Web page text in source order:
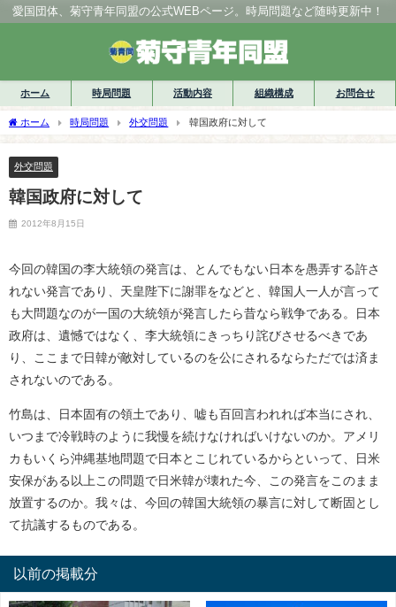
愛国団体、菊守青年同盟の公式WEBページ。時局問題など随時更新中！
ホーム 時局問題 活動内容 組織構成 お問合せ
ホーム 時局問題 外交問題 韓国政府に対して
外交問題
韓国政府に対して
2012年8月15日
今回の韓国の李大統領の発言は、とんでもない日本を愚弄する許さ
れない発言であり、天皇陛下に謝罪をなどと、韓国人一人が言って
も大問題なのが一国の大統領が発言したら昔なら戦争である。日本
政府は、遺憾ではなく、李大統領にきっちり詫びさせるべきであ
り、ここまで日韓が敵対しているのを公にされるならただでは済ま
されないのである。
竹島は、日本固有の領土であり、嘘も百回言われれば本当にされ、
いつまで冷戦時のように我慢を続けなければいけないのか。アメリ
カもいくら沖縄基地問題で日本とこじれているからといって、日米
安保がある以上この問題で日米韓が壊れた今、この発言をこのまま
放置するのか。我々は、今回の韓国大統領の暴言に対して断固とし
て抗議するものである。
以前の掲載分